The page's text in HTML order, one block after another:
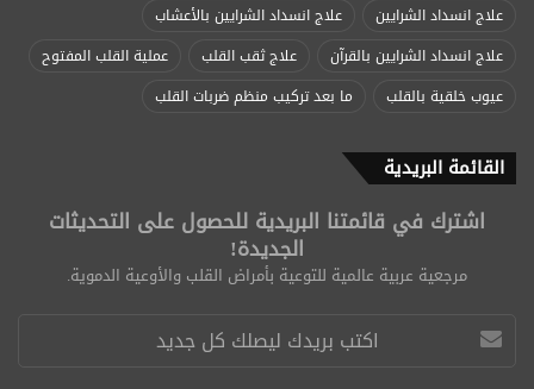
علاج انسداد الشرايين
علاج انسداد الشرايين بالأعشاب
علاج انسداد الشرايين بالقرآن
علاج ثقب القلب
عملية القلب المفتوح
عيوب خلقية بالقلب
ما بعد تركيب منظم ضربات القلب
القائمة البريدية
اشترك في قائمتنا البريدية للحصول على التحديثات
الجديدة!
مرجعية عربية عالمية للتوعية بأمراض القلب والأوعية الدموية.